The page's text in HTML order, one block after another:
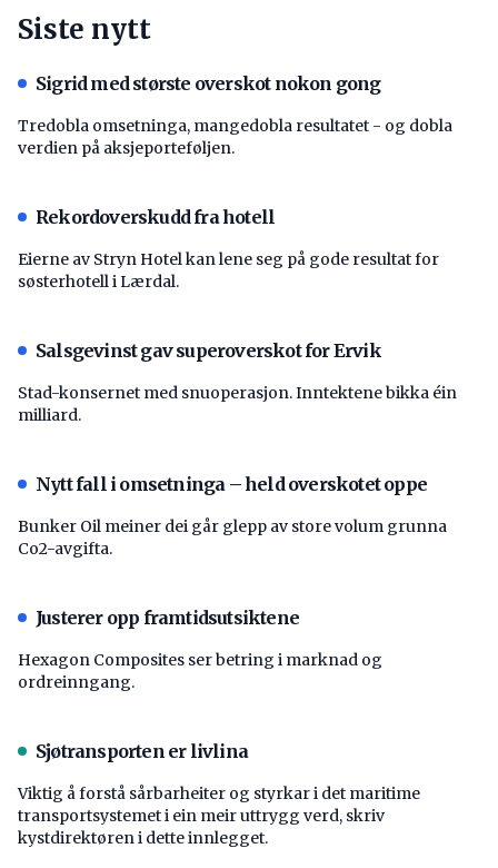
Siste nytt
Sigrid med største overskot nokon gong
Tredobla omsetninga, mangedobla resultatet - og dobla
verdien på aksjeporteføljen.
Rekordoverskudd fra hotell
Eierne av Stryn Hotel kan lene seg på gode resultat for
søsterhotell i Lærdal.
Salsgevinst gav superoverskot for Ervik
Stad-konsernet med snuoperasjon. Inntektene bikka éin
milliard.
Nytt fall i omsetninga – held overskotet oppe
Bunker Oil meiner dei går glepp av store volum grunna
Co2-avgifta.
Justerer opp framtidsutsiktene
Hexagon Composites ser betring i marknad og
ordreinngang.
Sjøtransporten er livlina
Viktig å forstå ­sårbarheiter og styrkar i det maritime
transport­systemet i ein meir uttrygg verd, skriv
kystdirektøren i dette innlegget.